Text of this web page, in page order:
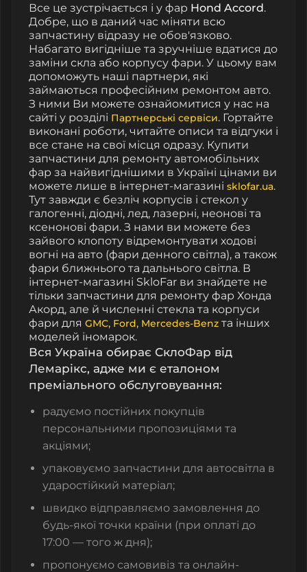
Все це зустрічається і у фар Hond Accord.
Добре, що в даний час міняти всю
запчастину відразу не обов'язково.
Набагато вигідніше та зручніше вдатися до
заміни скла або корпусу фари. У цьому вам
допоможуть наші партнери, які
займаються професійним ремонтом авто.
З ними Ви можете ознайомитися у нас на
сайті у розділі Партнерські сервіси. Гортайте
виконані роботи, читайте описи та відгуки і
все стане на свої місця одразу. Купити
запчастини для ремонту автомобільних
фар за найвигіднішими в Україні цінами ви
можете лише в інтернет-магазині sklofar.ua.
Тут завжди є безліч корпусів і стекол у
галогенні, діодні, лед, лазерні, неонові та
ксенонові фари. З нами ви можете без
зайвого клопоту відремонтувати ходові
вогні на авто (фари денного світла), а також
фари ближнього та дальнього світла. В
інтернет-магазині SkloFar ви знайдете не
тільки запчастини для ремонту фар Хонда
Акорд, але й численні стекла та корпуси
фари для GMC, Ford, Mercedes-Benz та інших
моделей іномарок.
Вся Україна обирає СклоФар від
Лемарікс, адже ми є еталоном
преміального обслуговування:
радуємо постійних покупців
персональними пропозиціями та
акціями;
упаковуємо запчастини для автосвітла в
ударостійкий матеріал;
швидко відправляємо замовлення до
будь-якої точки країни (при оплаті до
17:00 — того ж дня);
пропонуємо самовивіз та онлайн-